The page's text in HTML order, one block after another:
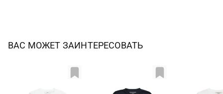
ВАС МОЖЕТ ЗАИНТЕРЕСОВАТЬ